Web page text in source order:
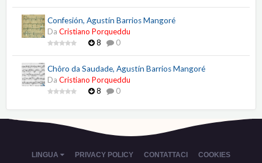
Confesión, Agustín Barrios Mangoré
Da Cristiano Porqueddu
8
0
Chôro da Saudade, Agustín Barrios Mangoré
Da Cristiano Porqueddu
8
0
LINGUA PRIVACY POLICY CONTATTACI COOKIES